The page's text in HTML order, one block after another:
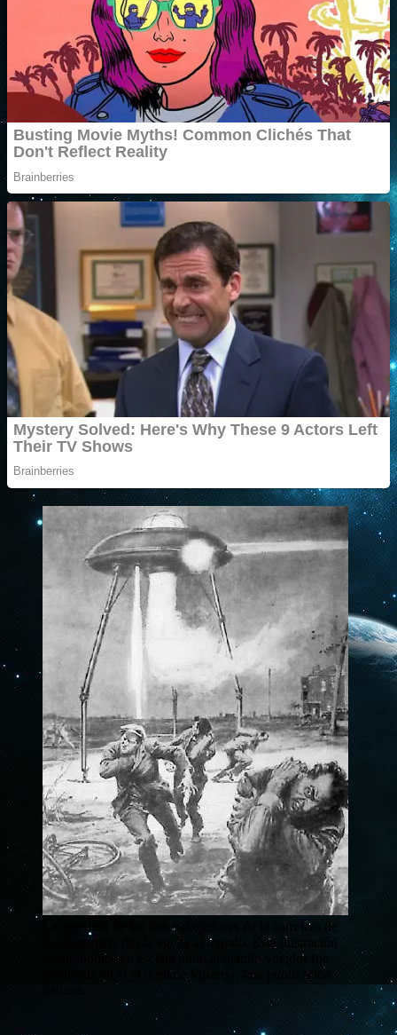
La aventura de los dos trabajadores de la carretera de
Coulommiers dio la vuelta al mundo. Esta ilustración
mostrándolos en escena junto al platillo volador fue
publicada en el «Giornale Misteri», una publicación